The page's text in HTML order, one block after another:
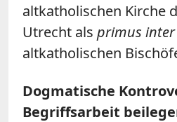
altkatholischen Kirche
Utrecht als primus inter
altkatholischen
Dogmatische
Begriffsarbeit